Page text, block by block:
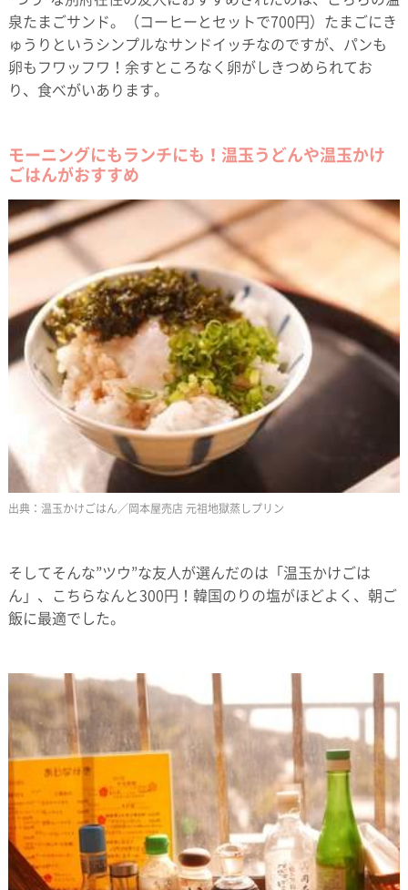
泉たまごサンド。（コーヒーとセットで700円）たまごにき
ゅうりというシンプルなサンドイッチなのですが、パンも
卵もフワッフワ！余すところなく卵がしきつめられてお
り、食べがいあります。
モーニングにもランチにも！温玉うどんや温玉かけ
ごはんがおすすめ
温玉かけごはん／岡本屋売店 元祖地獄蒸しプリン
そしてそんな”ツウ”な友人が選んだのは「温玉かけごは
ん」、こちらなんと300円！韓国のりの塩がほどよく、朝ご
飯に最適でした。